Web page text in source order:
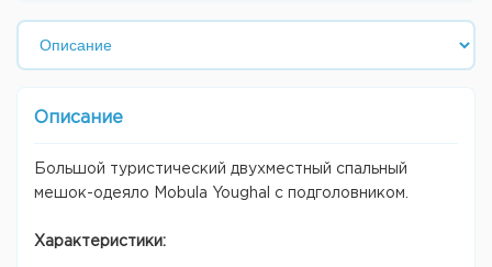
Описание
Большой туристический двухместный спальный
мешок-одеяло Mobula Youghal с подголовником.
Характеристики: